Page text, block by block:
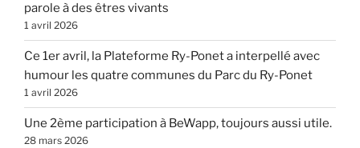
parole à des êtres vivants
1 avril 2026
Ce 1er avril, la Plateforme Ry-Ponet a interpellé avec
humour les quatre communes du Parc du Ry-Ponet
1 avril 2026
Une 2ème participation à BeWapp, toujours aussi utile.
28 mars 2026